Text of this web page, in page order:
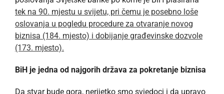
tek na 90. mjestu u svijetu, pri čemu je posebno loše
oslovanja u pogledu procedure za otvaranje novog
biznisa (184. mjesto) i dobijanje građevinske dozvole
(173. mjesto).
BiH je jedna od najgorih država za pokretanje biznisa
Da stvar bude gora, nerijetko smo svjedoci i da upravo